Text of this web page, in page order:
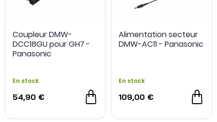
Coupleur DMW-
DCC18GU pour GH7 -
Panasonic
En stock
54,90 €
Alimentation secteur
DMW-AC11 - Panasonic
En stock
109,00 €